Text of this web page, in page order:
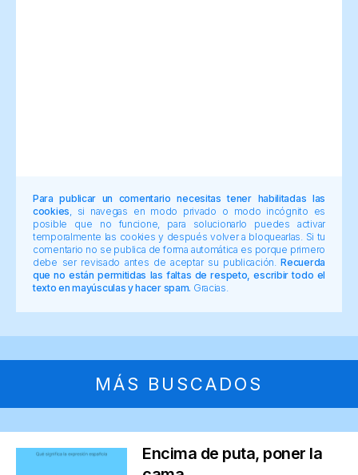
Para publicar un comentario necesitas tener habilitadas las
cookies , si navegas en modo privado o modo incógnito es
posible que no funcione, para solucionarlo puedes activar
temporalmente las cookies y después volver a bloquearlas. Si tu
comentario no se publica de forma automática es porque primero
debe ser revisado antes de aceptar su publicación.Recuerda
que no están permitidas las faltas de respeto, escribir todo el
texto en mayúsculas y hacer spam. Gracias.
MÁS BUSCADOS
Encima de puta, poner la